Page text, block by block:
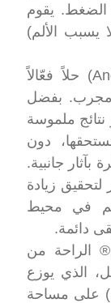
الضغط. يقوم
600 غرام (لا يسبب الألم)
يقدم جهاز أندروبينيس® (®Andropenis) حلاً فعّالاً
بفضل
نتائج ملموسة
دون
بآثار جانبية.
الجهاز لمدة 4 - 6 أشهر لتحقيق زيادة
4 سم في الطول و1.5 سم في محيط
دائمة.
الراحة من
الذي يوزع
على مساحة